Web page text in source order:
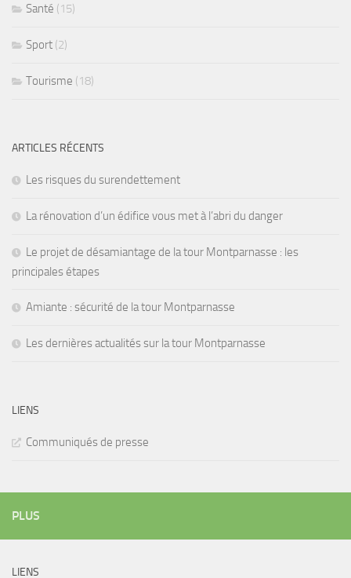
Santé (15)
Sport (2)
Tourisme (18)
ARTICLES RÉCENTS
Les risques du surendettement
La rénovation d’un édifice vous met à l’abri du danger
Le projet de désamiantage de la tour Montparnasse : les
principales étapes
Amiante : sécurité de la tour Montparnasse
Les dernières actualités sur la tour Montparnasse
LIENS
Communiqués de presse
PLUS
LIENS